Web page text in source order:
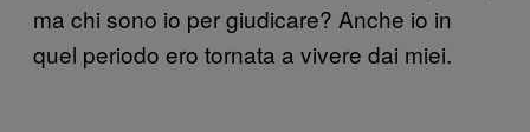
ma chi sono io per giudicare? Anche io in
quel periodo ero tornata a vivere dai miei.